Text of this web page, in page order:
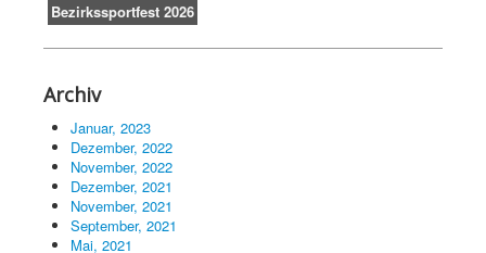
Bezirkssportfest 2026
Archiv
Januar, 2023
Dezember, 2022
November, 2022
Dezember, 2021
November, 2021
September, 2021
Mai, 2021